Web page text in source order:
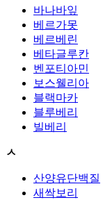
바나바잎
베르가못
베르베린
베타글루칸
벤포티아민
보스웰리아
블랙마카
블루베리
빌베리
ㅅ
산양유단백질
새싹보리